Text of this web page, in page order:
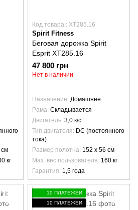
см
кг
Код товара:: XT285.16
Spirit Fitness
Беговая дорожка Spirit
Esprit XT285.16
47 800 грн
Нет в наличии
Назначение Домашнее
Рама Складывается
Двигатель 3,0 к/с
Тип двигателя
DC (постоянного
тока)
Размер полотна 152 х 56 см
Max. вес пользователя 160 кг
Гарантия 1,5 года
10 ПЛАТЕЖЕЙ
10 ПЛАТЕЖЕЙ